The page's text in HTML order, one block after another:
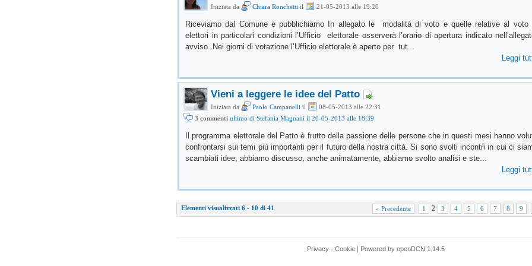
Iniziata da Chiara Ronchetti il 21-05-2013 alle 19:20
Riceviamo dal Comune e pubblichiamo In allegato le modalità di voto e quelle relative al voto
elettori in particolari condizioni l’Ufficio elettorale osserverà l’orario di apertura indicato
avviso. Nei giorni di votazione l’Ufficio elettorale è aperto per tut...
Leggi
Vieni a leggere le idee del Patto
Iniziata da Paolo Campanelli il
08-05-2013 alle 22:31
3 commenti ultimo di Stefania Magnani il 20-05-2013 alle 18:39
Il programma elettorale del Patto è frutto della passione delle persone che in questi mesi hanno
confrontarsi sui temi più importanti per il futuro della nostra città. Si sono svolti incontri in cui ci
scambiati idee, abbiamo discusso, anche animatamente, abbiamo svolto analisi e ste...
Leggi
Elementi visualizzati 6 - 10 di 41 « Precedente 1 2 3 4 5 6 7 8 9
Privacy - Cookie | Powered by openDCN 1.14.5